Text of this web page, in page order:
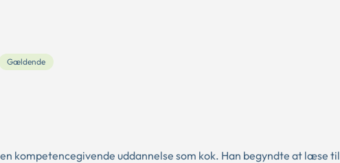
Gældende
kompetencegivende uddannelse som kok. Han begyndte at læse til